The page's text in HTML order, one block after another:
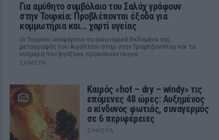
Για αμύθητο συμβόλαιο του Σαλάχ γράφουν
στην Τουρκία: Προβλέπονται έξοδα για
κομμωτήρια και... χαρτί υγείας
Οι Τούρκοί αναφέρουν τα οικονομικά δεδομένα της
μεταγραφής του Αιγύπτιου σταρ στην Τραμπζονσπόρ και τα
νούμερα που βγάζουν, προκαλούν ίλιγγο
ΣΉΜΕΡΑ
Καιρός «hot – dry – windy» τις
επόμενες 48 ώρες: Αυξημένος
ο κίνδυνος φωτιάς, συναγερμός
σε 6 περιφέρειες
ΣΉΜΕΡΑ